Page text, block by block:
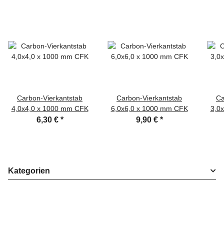
Carbon-Vierkantstab
4,0x4,0 x 1000 mm CFK
6,30 € *
Carbon-Vierkantstab
6,0x6,0 x 1000 mm CFK
9,90 € *
Kategorien